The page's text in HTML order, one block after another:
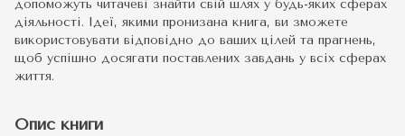
допоможуть читачеві знайти свій шлях у будь-яких сферах
діяльності. Ідеї, якими пронизана книга, ви зможете
використовувати відповідно до ваших цілей та прагнень,
щоб успішно досягати поставлених завдань у всіх сферах
життя.
Опис книги